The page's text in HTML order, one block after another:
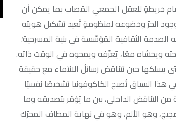
الجمعي المُصاب بما يمكن أن
لمنظومةٍ تُعيد تشكيل هويته
المُؤسَّسة في بنية المسرحية؛
يُعرِّفه ويمحوه في الوقت ذاته.
رسائلُ الانتماء مع حقيقة
الكاكوفونيا تشخيصًا نفسيًا
بين ما يُؤمَر بتصديقه وما
وهو في نهاية المطاف المحرّك